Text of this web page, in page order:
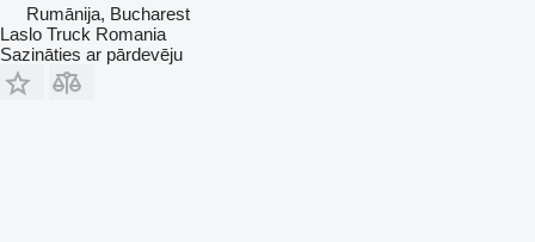
Rumānija, Bucharest
Laslo Truck Romania
Sazināties ar pārdevēju